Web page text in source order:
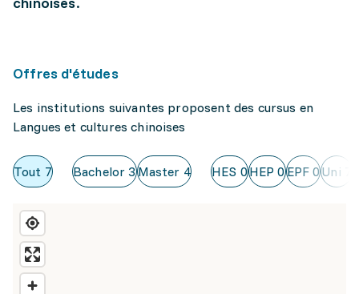
Offres d'études
Les institutions suivantes proposent des cursus en
Langues et cultures chinoises
Tout 7 Bachelor 3Master 4 HES 0HEP 0EPF0Uni